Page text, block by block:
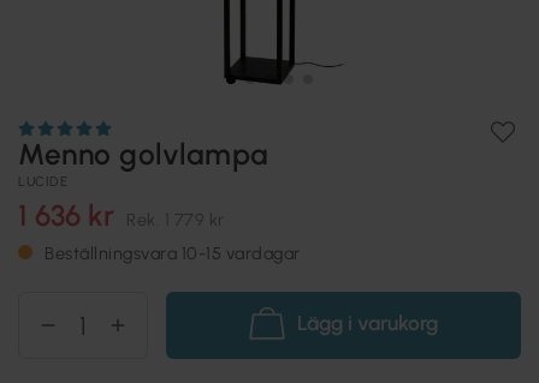
Menno golvlampa
LUCIDE
1 636 kr Rek. 1 779 kr
Beställningsvara 10-15 vardagar
Lägg i varukorg